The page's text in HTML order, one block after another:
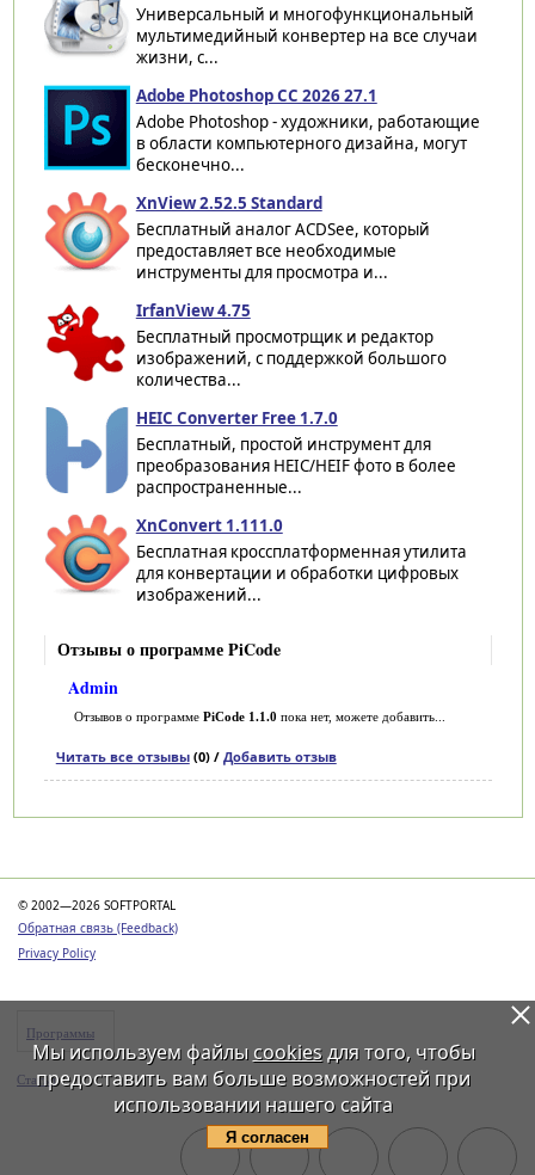
Универсальный и многофункциональный
мультимедийный конвертер на все случаи
жизни, с...
Adobe Photoshop CC 2026 27.1
Adobe Photoshop - художники, работающие
в области компьютерного дизайна, могут
бесконечно...
XnView 2.52.5 Standard
Бесплатный аналог ACDSee, который
предоставляет все необходимые
инструменты для просмотра и...
IrfanView 4.75
Бесплатный просмотрщик и редактор
изображений, с поддержкой большого
количества...
HEIC Converter Free 1.7.0
Бесплатный, простой инструмент для
преобразования HEIC/HEIF фото в более
распространенные...
XnConvert 1.111.0
Бесплатная кроссплатформенная утилита
для конвертации и обработки цифровых
изображений...
Отзывы о программе PiCode
Admin
Отзывов о программе PiCode 1.1.0 пока нет, можете добавить...
Читать все отзывы(0) / Добавить отзыв
© 2002—2026 SOFTPORTAL
Обратная связь (Feedback)
Privacy Policy
Программы
Статьи
Мы используем файлы cookiesдля того, чтобы
предоставить вам больше возможностей при
использовании нашего сайта